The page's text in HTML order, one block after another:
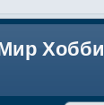
Хобби